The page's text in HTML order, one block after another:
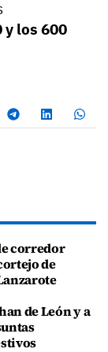
y los 600
corredor
de
de León y a